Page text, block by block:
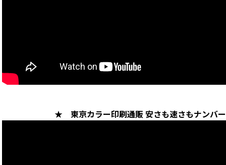
★ 東京カラー印刷通販 安さも速さもナンバ